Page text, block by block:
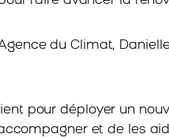
du Climat,
pour déployer un
et de les